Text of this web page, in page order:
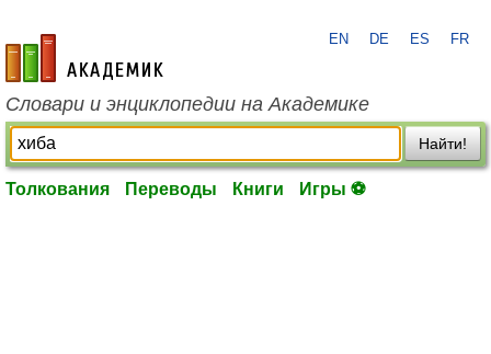
academic.ru
EN DE ES FR
Словари и энциклопедии на Академике
Найти!
Толкования Переводы Книги Игры ⚽